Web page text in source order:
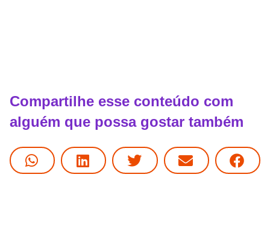
Compartilhe esse conteúdo com
alguém que possa gostar também